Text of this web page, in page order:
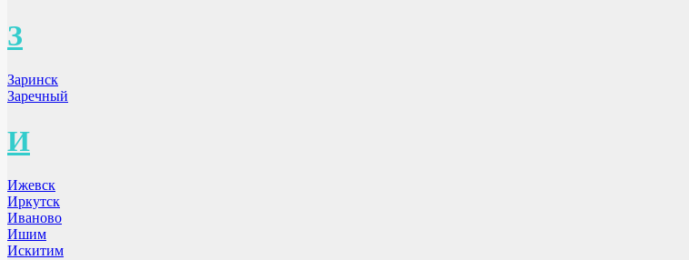
З
Заринск
Заречный
И
Ижевск
Иркутск
Иваново
Ишим
Искитим